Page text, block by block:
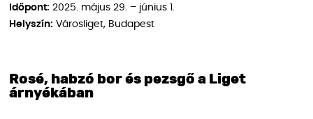
Időpont: 2025. május 29. – június 1.
Helyszín: Városliget, Budapest
Rosé, habzó bor és pezsgő a Liget
árnyékában